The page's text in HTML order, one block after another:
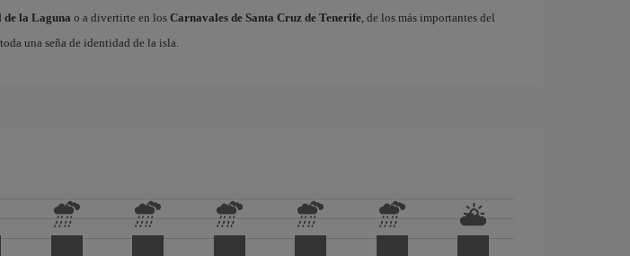
de la Laguna o a divertirte en los Carnavales de Santa Cruz de Tenerife, de los más importantes del
una seña de identidad de la isla.